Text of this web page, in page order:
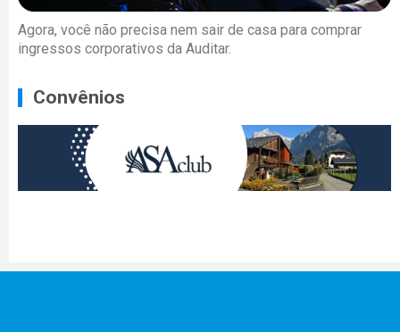
Agora, você não precisa nem sair de casa para comprar
ingressos corporativos da Auditar.
Convênios